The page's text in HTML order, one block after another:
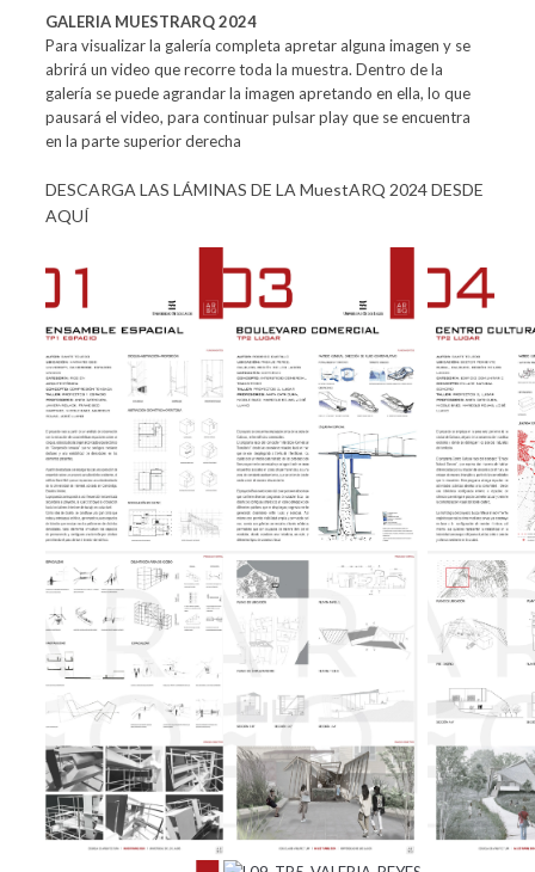
GALERIA MUESTRARQ 2024
Para visualizar la galería completa apretar alguna imagen y se
abrirá un video que recorre toda la muestra. Dentro de la
galería se puede agrandar la imagen apretando en ella, lo que
pausará el video, para continuar pulsar play que se encuentra
en la parte superior derecha
DESCARGA LAS LÁMINAS DE LA MuestARQ 2024 DESDE
AQUÍ